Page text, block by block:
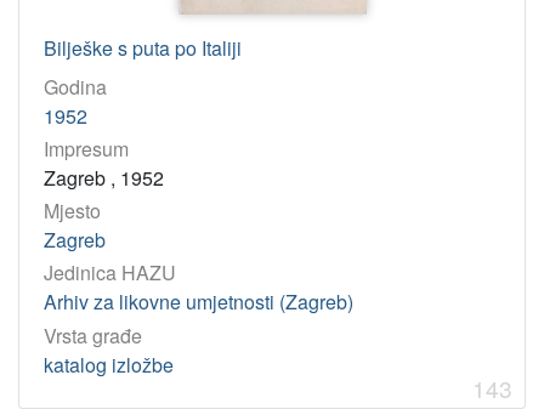
Bilješke s puta po Italiji
Godina
1952
Impresum
Zagreb , 1952
Mjesto
Zagreb
Jedinica HAZU
Arhiv za likovne umjetnosti (Zagreb)
Vrsta građe
katalog izložbe
143